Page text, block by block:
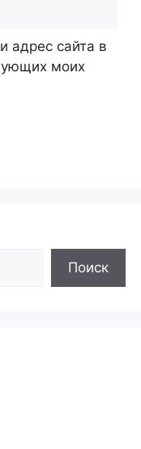
адрес сайта в
моих
Поиск